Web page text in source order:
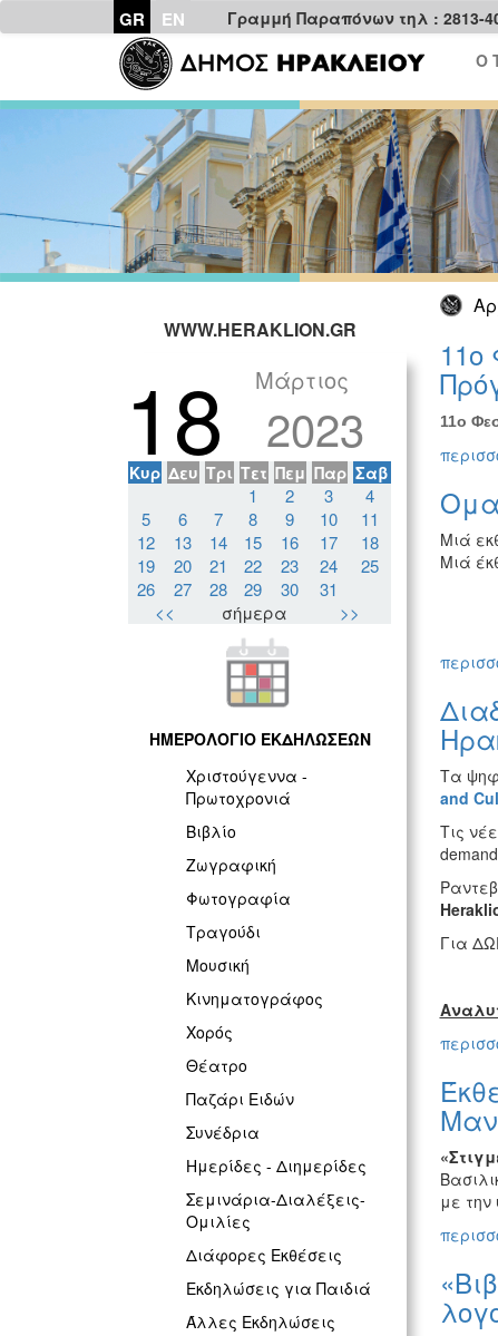
GR EN Γραμμή Παραπόνων τηλ : 2813-
Ο
WWW.HERAKLION.GR
18 Μάρτιος
2023
Κυρ Δευ Τρι Τετ Πεμ Παρ Σαβ
1 2 3
4
5
6 7 8 9 10
11
12
13 14 15 16 17
18
19
20 21 22 23 24
25
26
27 28 29 30
31
<<
σήμερα >>
ΗΜΕΡΟΛΟΓΙΟ ΕΚΔΗΛΩΣΕΩΝ
Χριστούγεννα -
Πρωτοχρονιά
Βιβλίο
Ζωγραφική
Φωτογραφία
Τραγούδι
Μουσική
Κινηματογράφος
Χορός
Θέατρο
Παζάρι Ειδών
Συνέδρια
Ημερίδες - Διημερίδες
Σεμινάρια-Διαλέξεις-
Ομιλίες
Διάφορες Εκθέσεις
Εκδηλώσεις για Παιδιά
Άλλες Εκδηλώσεις
11ο
11ο
Μιά
Μιά
Τα
and
Τις
Για
με την